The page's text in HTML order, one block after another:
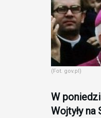
(Fot. gov.pl)
W
Wojtyły